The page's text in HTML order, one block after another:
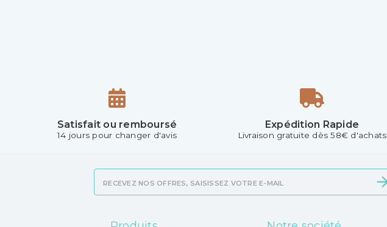
Satisfait ou remboursé
14 jours pour changer d'avis
Expédition Rapide
Livraison gratuite dès 58€ d'achats